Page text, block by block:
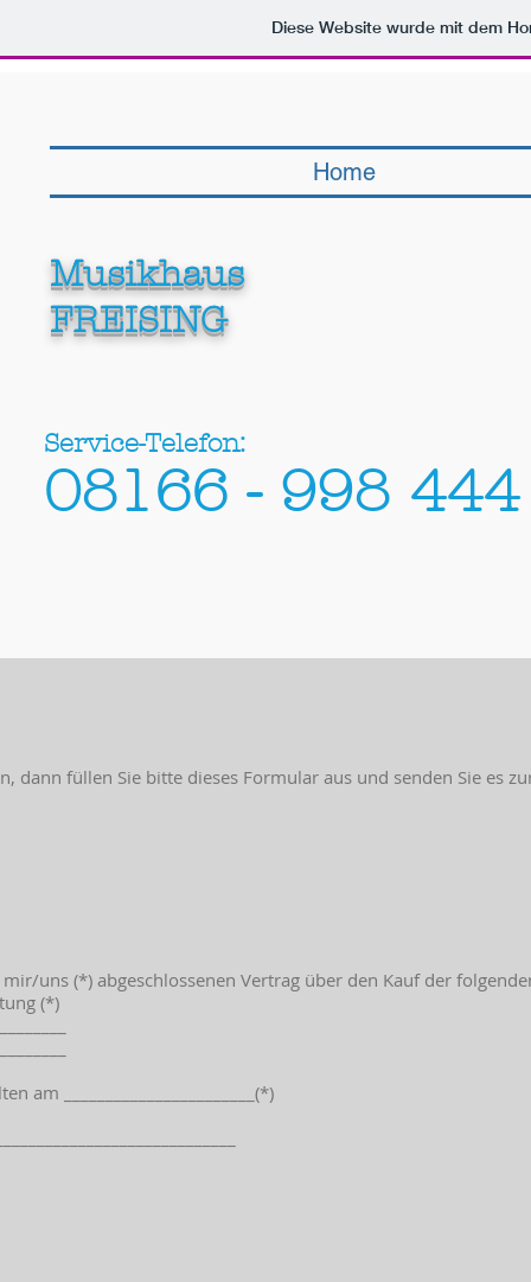
Diese Website wurde mit dem
Home
Musikhaus
FREISING
Service-Telefon:
08166 - 998
dann füllen Sie bitte dieses Formular aus und senden Sie es
uns (*) abgeschlossenen Vertrag über den Kauf der
(*)
am _______________________(*)